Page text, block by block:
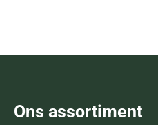
Ons assortiment